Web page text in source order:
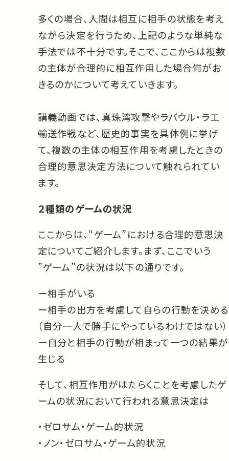
多くの場合、人間は相互に相手の状態を考え
ながら決定を行うため、上記のような単純な
手法では不十分です。そこで、ここからは複数
の主体が合理的に相互作用した場合何がお
きるのかについて考えていきます。
講義動画では、真珠湾攻撃やラバウル・ラエ
輸送作戦など、歴史的事実を具体例に挙げ
て、複数の主体の相互作用を考慮したときの
合理的意思決定方法について触れられてい
ます。
２種類のゲームの状況
ここからは、“ゲーム”における合理的意思決
定についてご紹介します。まず、ここでいう
”ゲーム”の状況は以下の通りです。
ー相手がいる
ー相手の出方を考慮して自らの行動を決める
（自分一人で勝手にやっているわけではない）
ー自分と相手の行動が相まって一つの結果が
生じる
そして、相互作用がはたらくことを考慮したゲ
ームの状況において行われる意思決定は
・ゼロサム・ゲーム的状況
・ノン・ゼロサム・ゲーム的状況